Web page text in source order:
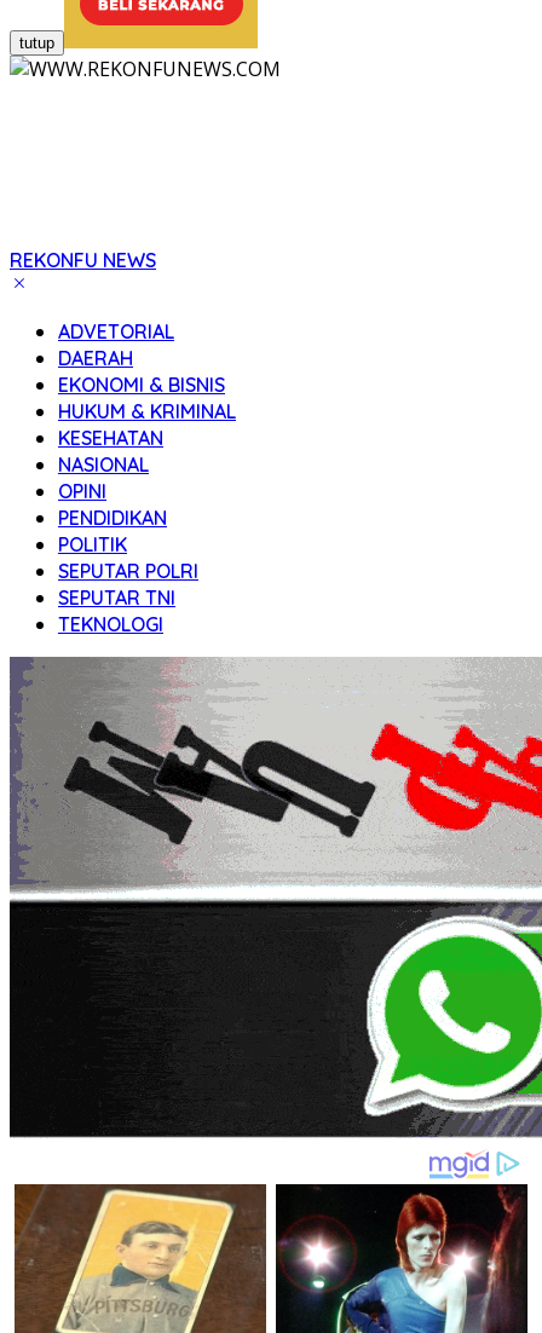
tutup
REKONFU NEWS
Tegas,
dan
Transparan
ADVETORIAL
DAERAH
EKONOMI & BISNIS
HUKUM & KRIMINAL
KESEHATAN
NASIONAL
OPINI
PENDIDIKAN
POLITIK
SEPUTAR POLRI
SEPUTAR TNI
TEKNOLOGI